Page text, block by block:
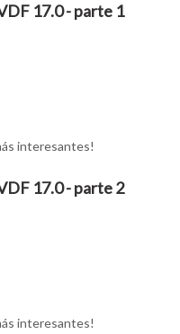
17.0 - parte 1
interesantes!
17.0 - parte 2
interesantes!